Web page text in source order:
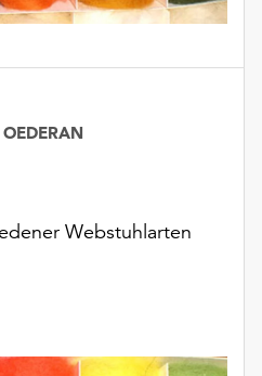
Webstuhlarten